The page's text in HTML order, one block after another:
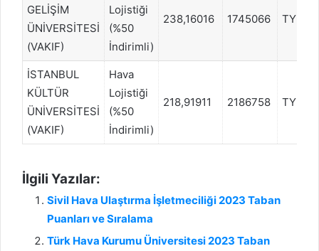
GELİŞİM
ÜNİVERSİTESİ
(VAKIF)
Lojistiği
(%50
İndirimli)
238,16016 1745066 TYT
İSTANBUL
KÜLTÜR
ÜNİVERSİTESİ
(VAKIF)
Hava
Lojistiği
(%50
İndirimli)
218,91911 2186758 TYT
İlgili Yazılar:
Sivil Hava Ulaştırma İşletmeciliği 2023 Taban
Puanları ve Sıralama
Türk Hava Kurumu Üniversitesi 2023 Taban